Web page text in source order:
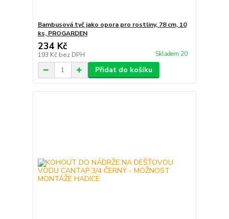
Bambusová tyč jako opora pro rostliny, 78 cm, 10
ks, PROGARDEN
234 Kč
193 Kč bez DPH Skladem 20
Přidat do košíku